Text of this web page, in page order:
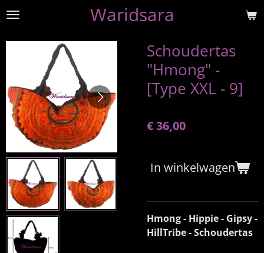
Ga
naar
hoofdinhoud
Waridsara
Schoudertas
"Hmong" -
[Type XXL - 9]
€ 36,00
In winkelwagen
Hmong - Hippie - Gipsy -
HillTribe - Schoudertas